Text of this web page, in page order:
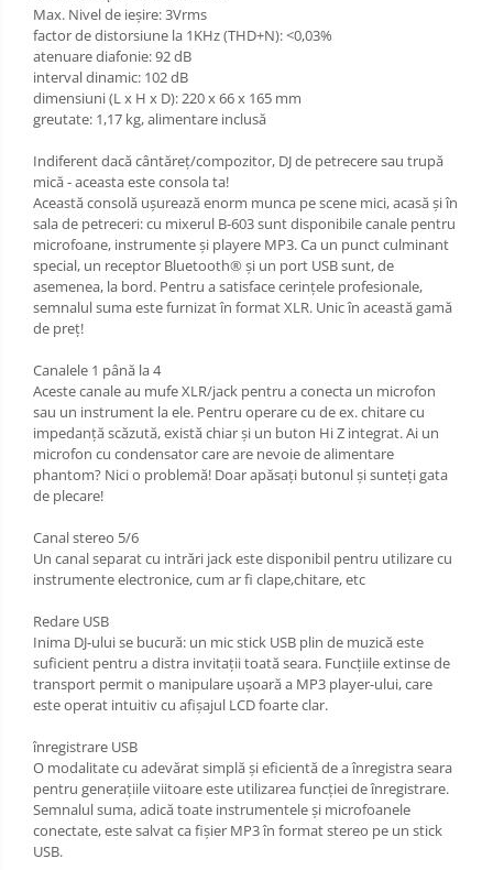
Trompete
Trompete Bb
Trompete C
Trompete de buzunar
Trompete piccolo
Tuba
Violoncel
Accesorii violoncel
Violoncel clasic
Violoncel electro-acustic
Viori
Accesorii vioara
Seturi Accesorii Vioara
Vioara Clasica
Vioara Clasica set
Vioara Electrica
Mandolina
Mandolina Clasica
Accesorii mandolina
Mandolina Electro-Acustica
Sisteme wireless intrumente cu
coarde
Scaune si Banchete pt Pian
Suporti clape
Acordeoane
Aceordeoane copii
Max. Nivel de ieșire: 3Vrms
factor de distorsiune la 1KHz (THD+N): <0,03%
atenuare diafonie: 92 dB
interval dinamic: 102 dB
dimensiuni (L x H x D): 220 x 66 x 165 mm
greutate: 1,17 kg, alimentare inclusă
Indiferent dacă cântăreț/compozitor, DJ de petrecere sau trupă
mică - aceasta este consola ta!
Această consolă ușurează enorm munca pe scene mici, acasă și în
sala de petreceri: cu mixerul B-603 sunt disponibile canale pentru
microfoane, instrumente și playere MP3. Ca un punct culminant
special, un receptor Bluetooth® și un port USB sunt, de
asemenea, la bord. Pentru a satisface cerințele profesionale,
semnalul suma este furnizat în format XLR. Unic în această gamă
de preț!
Canalele 1 până la 4
Aceste canale au mufe XLR/jack pentru a conecta un microfon
sau un instrument la ele. Pentru operare cu de ex. chitare cu
impedanță scăzută, există chiar și un buton Hi Z integrat. Ai un
microfon cu condensator care are nevoie de alimentare
phantom? Nici o problemă! Doar apăsați butonul și sunteți gata
de plecare!
Canal stereo 5/6
Un canal separat cu intrări jack este disponibil pentru utilizare cu
instrumente electronice, cum ar fi clape,chitare, etc
Redare USB
Inima DJ-ului se bucură: un mic stick USB plin de muzică este
suficient pentru a distra invitații toată seara. Funcțiile extinse de
transport permit o manipulare ușoară a MP3 player-ului, care
este operat intuitiv cu afișajul LCD foarte clar.
înregistrare USB
O modalitate cu adevărat simplă și eficientă de a înregistra seara
pentru generațiile viitoare este utilizarea funcției de înregistrare.
Semnalul suma, adică toate instrumentele și microfoanele
conectate, este salvat ca fișier MP3 în format stereo pe un stick
USB.